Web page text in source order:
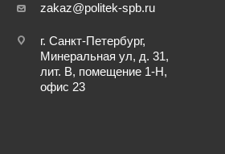
zakaz@politek-spb.ru
г. Санкт-Петербург,
Минеральная ул, д. 31,
лит. В, помещение 1-Н,
офис 23